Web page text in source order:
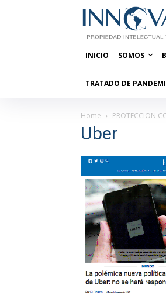
INICIO SOMOS
TRATADO DE
Home PROTECCION
Uber